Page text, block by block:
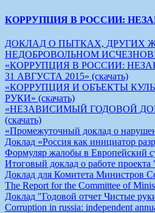
КОРРУПЦИЯ В РОССИИ:
ДОКЛАД О ПЫТКАХ, ДРУГИХ
НЕДОБРОВОЛЬНОМ
«КОРРУПЦИЯ В РОССИИ:
31 АВГУСТА 2015» (скачать)
«КОРРУПЦИЯ И ОБЪЕКТЫ
РУКИ» (скачать)
«НЕЗАВИСИМЫЙ ГОДОВОЙ
(скачать)
«Промежуточный доклад о
Доклад «Россия как инициатор
Формуляр жалобы в Европейский
Итоговый доклад о работе
Доклад для Комитета Министров
The Report for the Committee of
Доклад "Годовой отчет Чистые
Corruption in russia: independent